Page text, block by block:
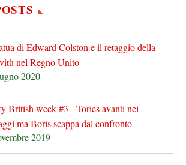
di Edward Colston e il retaggio della
nel Regno Unito
2020
British week #3 - Tories avanti nei
ma Boris scappa dal confronto
2019